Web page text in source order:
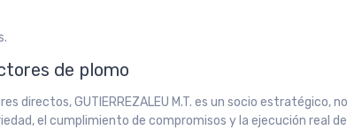
de plomo
directos, GUTIERREZALEU M.T. es un socio estratégico, no
el cumplimiento de compromisos y la ejecución real de